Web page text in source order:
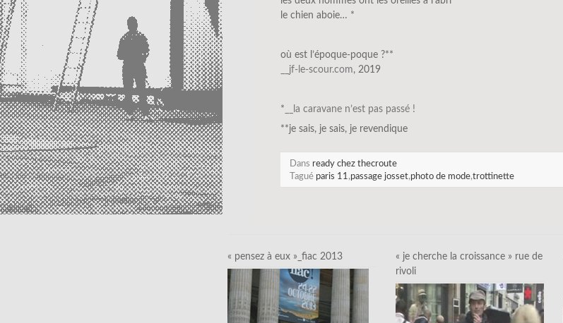
le chien aboie… *
où est l’époque-poque ?**
__jf-le-scour.com, 2019
* __la caravane n’est pas passé !
**je sais, je sais, je revendique
Dans ready chez thecroute
Tagué paris 11 ,passage josset,photo de mode,trottinette
« pensez à eux »_fiac 2013
« je cherche la croissance » rue de
rivoli